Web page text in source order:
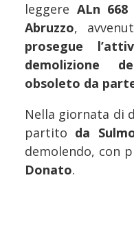
leggere ALn 668
Abruzzo,
prosegue
demolizione
obsoleto da
Nella giornata di
partito da
demolendo, con
Donato.